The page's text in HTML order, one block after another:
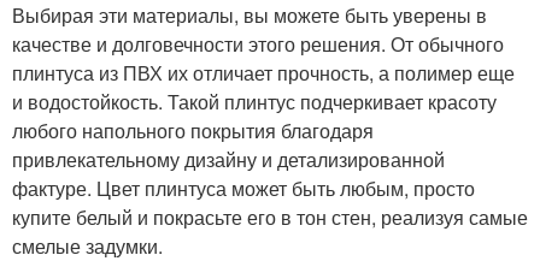
Выбирая эти материалы, вы можете быть уверены в
качестве и долговечности этого решения. От обычного
плинтуса из ПВХ их отличает прочность, а полимер еще
и водостойкость. Такой плинтус подчеркивает красоту
любого напольного покрытия благодаря
привлекательному дизайну и детализированной
фактуре. Цвет плинтуса может быть любым, просто
купите белый и покрасьте его в тон стен, реализуя самые
смелые задумки.